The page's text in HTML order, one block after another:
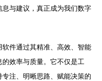
与建议，真正成为我们数字
件通过其精准、高效、智能
效率与质量。它不仅是工
注、明晰思路、赋能决策的